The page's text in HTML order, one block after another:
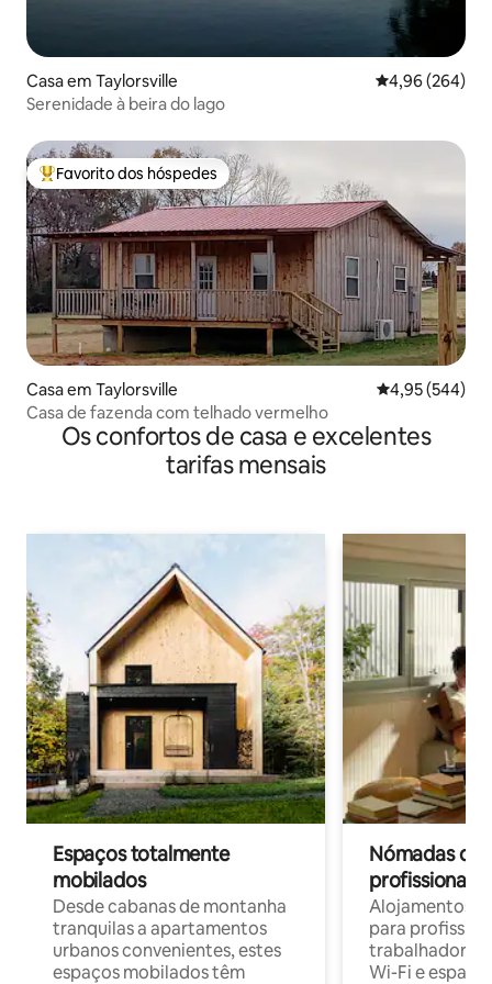
Casa em Taylorsville Classificação
4,96 (264)
Serenidade à beira do lago
Favoritos dos hóspedes mais apreciados
Favorito dos hóspedes
Casa em Taylorsville Classificação
4,95 (544)
Casa de fazenda com telhado vermelho
Os confortos de casa e excelentes
tarifas mensais
Espaços totalmente
mobilados
Desde cabanas de montanha
tranquilas a apartamentos
urbanos convenientes, estes
espaços mobilados têm
Nómadas
profissionais
Alojamentos
para
trabalhadores
Wi-Fi e